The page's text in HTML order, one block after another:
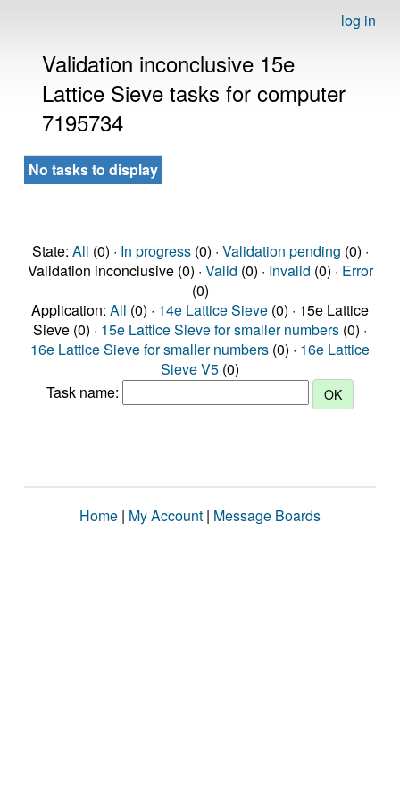
log in
Validation inconclusive 15e
Lattice Sieve tasks for computer
7195734
No tasks to display
State: All (0) · In progress(0) · Validation pending (0) ·
Validation inconclusive (0) · Valid (0) · Invalid (0) · Error
(0)
Application: All (0) · 14e Lattice Sieve (0) · 15e Lattice
Sieve (0) · 15e Lattice Sieve for smaller numbers (0) ·
16e Lattice Sieve for smaller numbers (0) · 16e Lattice
Sieve V5 (0)
Task name:
Home | My Account | Message Boards